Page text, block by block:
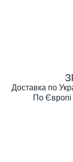
Доставка по
По